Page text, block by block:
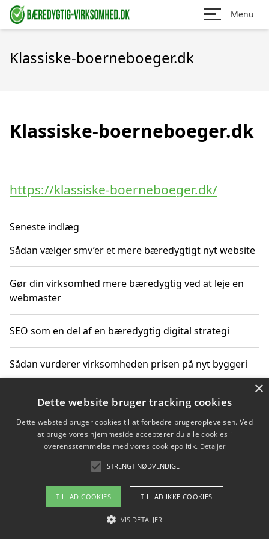
Menu
Klassiske-boerneboeger.dk
Klassiske-boerneboeger.dk
https://klassiske-boerneboeger.dk/
Seneste indlæg
Sådan vælger smv’er et mere bæredygtigt nyt website
Gør din virksomhed mere bæredygtig ved at leje en
webmaster
SEO som en del af en bæredygtig digital strategi
Sådan vurderer virksomheden prisen på nyt byggeri
Sådan får du hjælp til en hjemmeside uden binding
Copyright 2026 - Pilanto Aps
Om / kontakt
Blog Betingelser
×
Dette website bruger tracking cookies
Dette websted bruger cookies til at forbedre brugeroplevelsen. Ved
at bruge vores hjemmeside accepterer du alle cookies i
overensstemmelse med vores cookiepolitik. Detaljer
STRENGT NØDVENDIGE
TILLAD COOKIES TILLAD IKKE COOKIES
VIS DETALJER